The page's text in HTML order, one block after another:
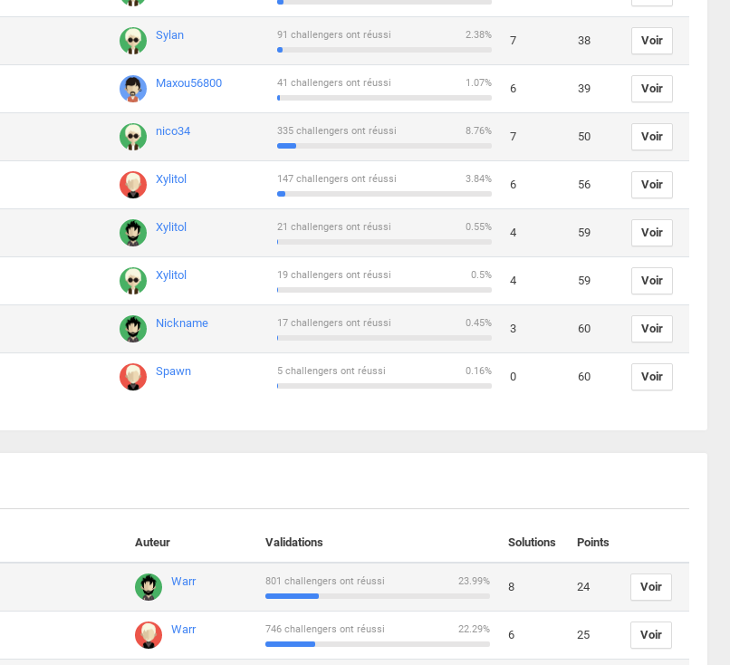
Sylan 2.38%
91 challengers ont réussi 7 38 Voir
Maxou56800 1.07%
41 challengers ont réussi 6 39 Voir
nico34 8.76%
335 challengers ont réussi 7 50 Voir
Xylitol 3.84%
147 challengers ont réussi 6 56 Voir
Xylitol 0.55%
21 challengers ont réussi 4 59 Voir
Xylitol 0.5%
19 challengers ont réussi 4 59 Voir
Nickname 0.45%
17 challengers ont réussi 3 60 Voir
Spawn 0.16%
5 challengers ont réussi 0 60 Voir
Auteur Validations Solutions Points
Warr 23.99%
801 challengers ont réussi 8 24 Voir
Warr 22.29%
746 challengers ont réussi 6 25 Voir